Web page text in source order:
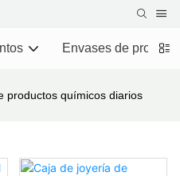
Envases de
productos químicos diarios